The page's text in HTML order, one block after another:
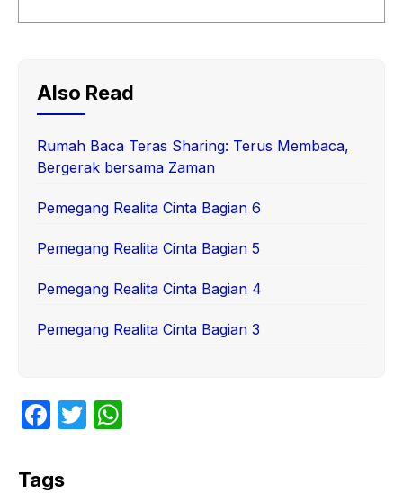
Also Read
Rumah Baca Teras Sharing: Terus Membaca,
Bergerak bersama Zaman
Pemegang Realita Cinta Bagian 6
Pemegang Realita Cinta Bagian 5
Pemegang Realita Cinta Bagian 4
Pemegang Realita Cinta Bagian 3
F
c
T
Tags